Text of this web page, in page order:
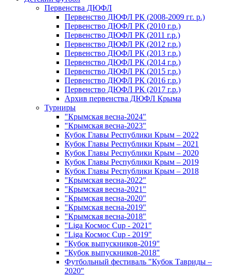
Первенства ДЮФЛ
Первенство ДЮФЛ РК (2008-2009 гг. р.)
Первенство ДЮФЛ РК (2010 г.р.)
Первенство ДЮФЛ РК (2011 г.р.)
Первенство ДЮФЛ РК (2012 г.р.)
Первенство ДЮФЛ РК (2013 г.р.)
Первенство ДЮФЛ РК (2014 г.р.)
Первенство ДЮФЛ РК (2015 г.р.)
Первенство ДЮФЛ РК (2016 г.р.)
Первенство ДЮФЛ РК (2017 г.р.)
Архив первенства ДЮФЛ Крыма
Турниры
"Крымская весна-2024"
"Крымская весна-2023"
Кубок Главы Республики Крым – 2022
Кубок Главы Республики Крым – 2021
Кубок Главы Республики Крым – 2020
Кубок Главы Республики Крым – 2019
Кубок Главы Республики Крым – 2018
"Крымская весна-2022"
"Крымская весна-2021"
"Крымская весна-2020"
"Крымская весна-2019"
"Крымская весна-2018"
"Liga Космос Cup - 2021"
"Liga Космос Cup - 2019"
"Кубок выпускников-2019"
"Кубок выпускников-2018"
Футбольный фестиваль "Кубок Тавриды –
2020"